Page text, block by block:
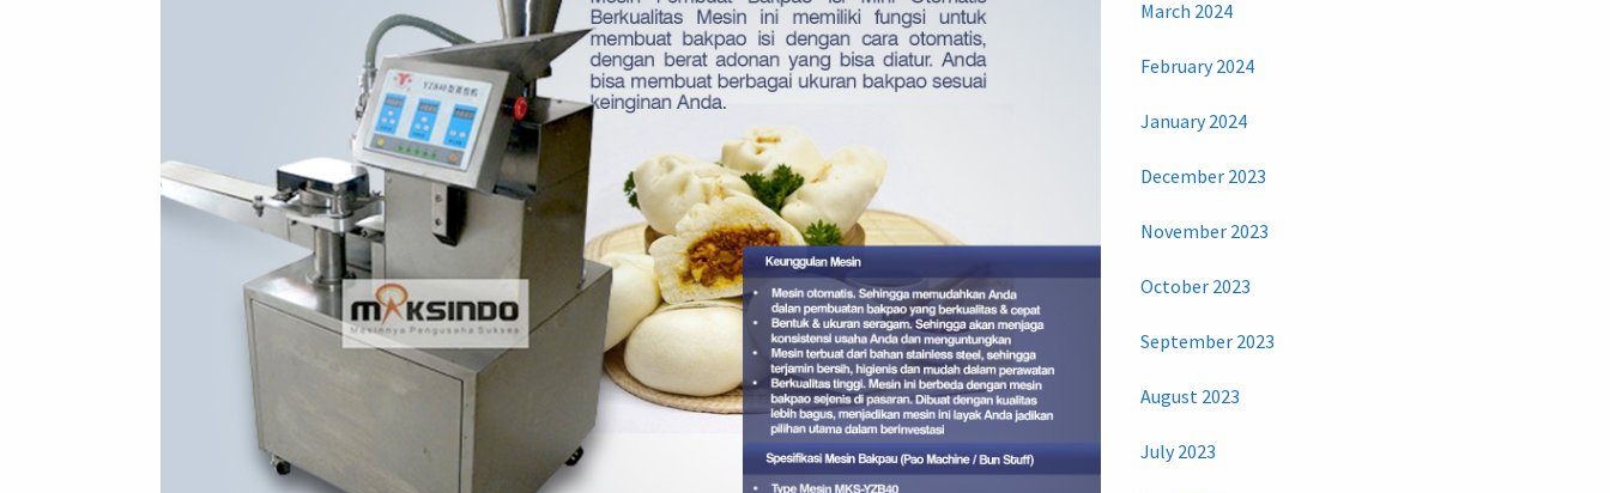
March 2024
February 2024
January 2024
December 2023
November 2023
October 2023
September 2023
August 2023
July 2023